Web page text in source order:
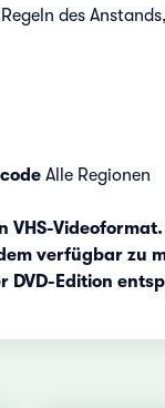
des
Alle Regionen
verfügbar zu
DVD-Edition